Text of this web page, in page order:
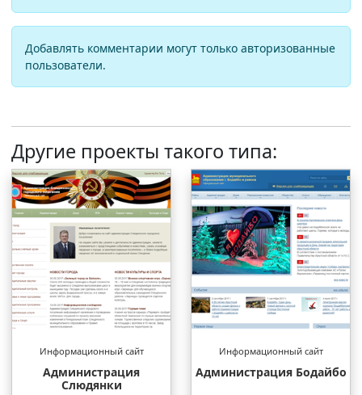
Добавлять комментарии могут только авторизованные
пользователи.
Другие проекты такого типа:
Информационный сайт
Администрация
Слюдянки
Информационный сайт
Администрация Бодайбо